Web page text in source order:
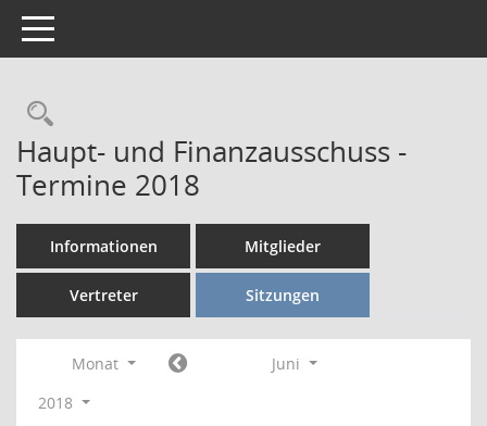
Toggle navigation
Rechercheauswahl
Haupt- und Finanzausschuss -
Termine 2018
Informationen Mitglieder
Vertreter Sitzungen
Monat
Juni
2018